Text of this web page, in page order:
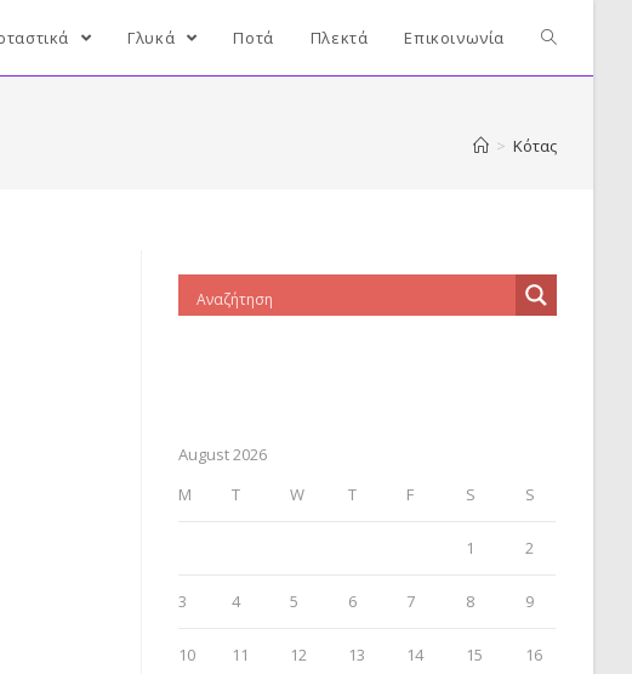
Γλυκά Ποτά Πλεκτά Επικοινωνία
> Κότας
August 2026
M
T W T F S S
1 2
3 4 5 6 7 8 9
10 11 12 13 14 15 16